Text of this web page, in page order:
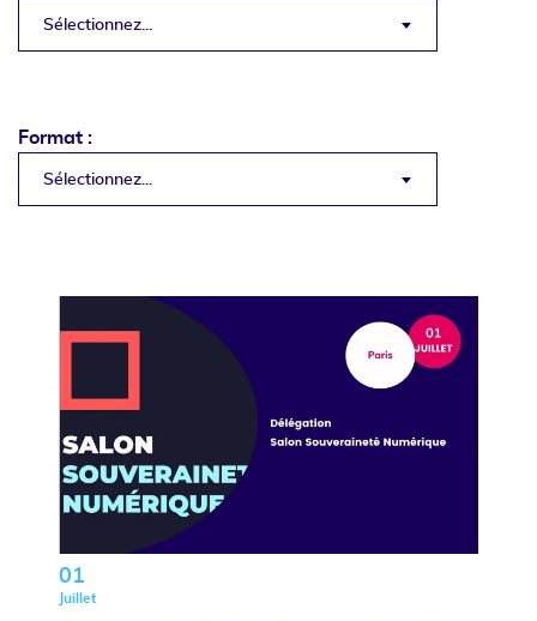
Sélectionnez...
Format :
Sélectionnez...
01
Juillet